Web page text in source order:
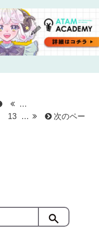
…
13 …
次のペー